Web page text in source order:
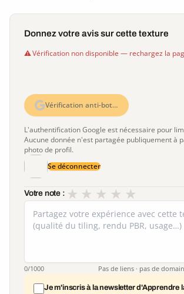
Donnez votre avis sur cette texture
Vérification non disponible — rechargez la
Vérification anti-bot…
L'authentification Google est nécessaire pour
Aucune donnée n'est partagée publiquement à
photo de profil.
Se déconnecter
Votre note : ★
★
★
★
★
0/1000 Pas de liens · pas de
Je m'inscris à la newsletter d'Apprendre